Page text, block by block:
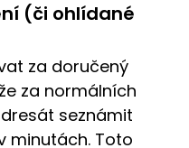
(či ohlídané
za doručený
za normálních
seznámit
minutách. Toto